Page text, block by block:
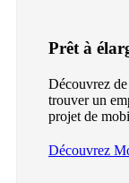
Prêt à
Découvrez
trouver un
projet de
Découvrez